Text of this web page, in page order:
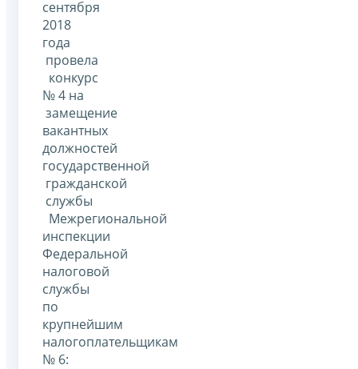
сентября
2018
года
провела
конкурс
№ 4 на
замещение
вакантных
должностей
государственной
гражданской
службы
Межрегиональной
инспекции
Федеральной
налоговой
службы
по
крупнейшим
налогоплательщикам
№ 6: